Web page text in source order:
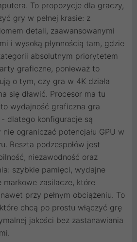
To propozycje dla graczy,
gry w pełnej krasie: z
detali, zaawansowanymi
i wysoką płynnością tam, gdzie
absolutnym priorytetem
graficzne, ponieważ to
o tym, czy gra w 4K działa
się dławić. Procesor ma tu
wydajność graficzna gra
dlatego konfiguracje są
ograniczać potencjału GPU w
Reszta podzespołów jest
niezawodność oraz
szybkie pamięci, wydajne
markowe zasilacze, które
przy pełnym obciążeniu. To
chcą po prostu włączyć grę
jakości bez zastanawiania